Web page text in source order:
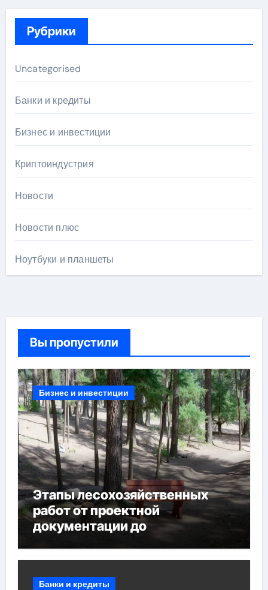
Рубрики
Uncategorised
Банки и кредиты
Бизнес и инвестиции
Криптоиндустрия
Новости
Новости плюс
Ноутбуки и планшеты
Вы пропустили
Бизнес и инвестиции
Этапы лесохозяйственных
работ от проектной
документации до
мероприятий и обустройства
Банки и кредиты